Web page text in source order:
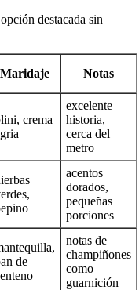
destacada sin
Maridaje Notas
crema
excelente
historia,
cerca del
metro
acentos
dorados,
pequeñas
porciones
de
notas de
champiñones
como
guarnición